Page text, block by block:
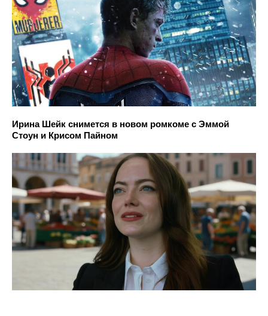
Ирина Шейк снимется в новом ромкоме с Эммой
Стоун и Крисом Пайном